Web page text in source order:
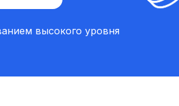
высокого уровня